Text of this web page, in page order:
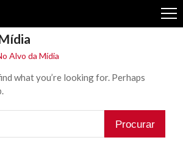
Alvo da Mídia
what you’re looking for. Perhaps